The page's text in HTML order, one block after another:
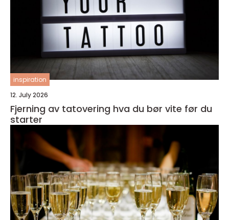
inspiration
12. July 2026
Fjerning av tatovering hva du bør vite før du
starter